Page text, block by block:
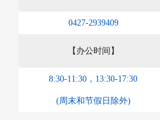
0427-2939409
【办公时间】
8:30-11:30，13:30-17:30
(周末和节假日除外)